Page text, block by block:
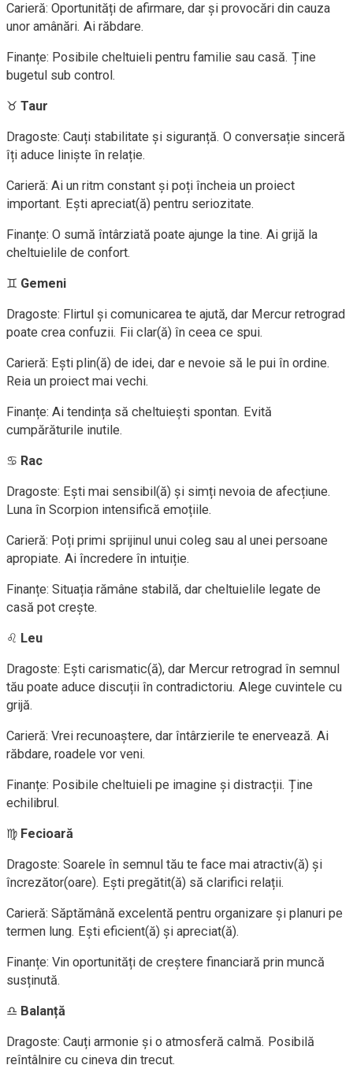
Carieră: Oportunități de afirmare, dar și provocări din cauza
unor amânări. Ai răbdare.
Finanțe: Posibile cheltuieli pentru familie sau casă. Ține
bugetul sub control.
♉ Taur
Dragoste: Cauți stabilitate și siguranță. O conversație sinceră
îți aduce liniște în relație.
Carieră: Ai un ritm constant și poți încheia un proiect
important. Ești apreciat(ă) pentru seriozitate.
Finanțe: O sumă întârziată poate ajunge la tine. Ai grijă la
cheltuielile de confort.
♊ Gemeni
Dragoste: Flirtul și comunicarea te ajută, dar Mercur retrograd
poate crea confuzii. Fii clar(ă) în ceea ce spui.
Carieră: Ești plin(ă) de idei, dar e nevoie să le pui în ordine.
Reia un proiect mai vechi.
Finanțe: Ai tendința să cheltuiești spontan. Evită
cumpărăturile inutile.
♋ Rac
Dragoste: Ești mai sensibil(ă) și simți nevoia de afecțiune.
Luna în Scorpion intensifică emoțiile.
Carieră: Poți primi sprijinul unui coleg sau al unei persoane
apropiate. Ai încredere în intuiție.
Finanțe: Situația rămâne stabilă, dar cheltuielile legate de
casă pot crește.
♌ Leu
Dragoste: Ești carismatic(ă), dar Mercur retrograd în semnul
tău poate aduce discuții în contradictoriu. Alege cuvintele cu
grijă.
Carieră: Vrei recunoaștere, dar întârzierile te enervează. Ai
răbdare, roadele vor veni.
Finanțe: Posibile cheltuieli pe imagine și distracții. Ține
echilibrul.
♍ Fecioară
Dragoste: Soarele în semnul tău te face mai atractiv(ă) și
încrezător(oare). Ești pregătit(ă) să clarifici relații.
Carieră: Săptămână excelentă pentru organizare și planuri pe
termen lung. Ești eficient(ă) și apreciat(ă).
Finanțe: Vin oportunități de creștere financiară prin muncă
susținută.
♎ Balanță
Dragoste: Cauți armonie și o atmosferă calmă. Posibilă
reîntâlnire cu cineva din trecut.